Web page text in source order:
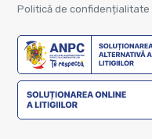
Politică de confidențialitate